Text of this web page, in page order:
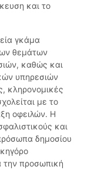
και το
γκάμα
θεμάτων
καθώς και
υπηρεσιών
κληρονομικές
με το
οφειλών. Η
και
δημοσίου
την προσωπική